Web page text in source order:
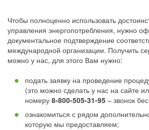
Чтобы полноценно использовать
управления энергопотребления, нужно
документальное подтверждение
международной организации. Получить
можно у нас, для этого Вам нужно:
подать заявку на проведение
(это можно сделать у нас на сайте
номеру 8-800-505-31-95 – звонок
ознакомиться с рядом
которую мы предоставляем;